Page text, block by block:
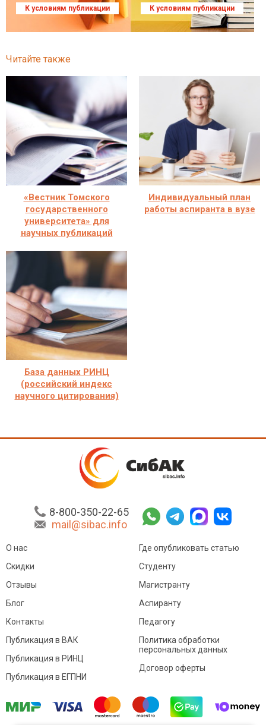
К условиям публикации К условиям публикации
Читайте также
«Вестник Томского
государственного
университета» для
научных публикаций
Индивидуальный план
работы аспиранта в вузе
База данных РИНЦ
(российский индекс
научного цитирования)
8-800-350-22-65
mail@sibac.info
О нас
Скидки
Отзывы
Блог
Контакты
Где опубликовать статью
Студенту
Магистранту
Аспиранту
Педагогу
Публикация в ВАК
Публикация в РИНЦ
Публикация в ЕГПНИ
Политика обработки
персональных данных
Договор оферты